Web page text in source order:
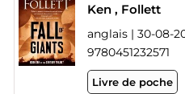
Ken , Follett
anglais | 30-08-
9780451232571
Livre de poche